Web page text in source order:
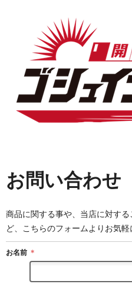
お問い合わせ
商品に関する事や、当店に対す
ど、こちらのフォームよりお気軽
お名前 ＊